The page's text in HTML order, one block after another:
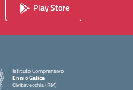
Play Store
Istituto Comprensivo
Ennio Galice
Civitavecchia (RM)